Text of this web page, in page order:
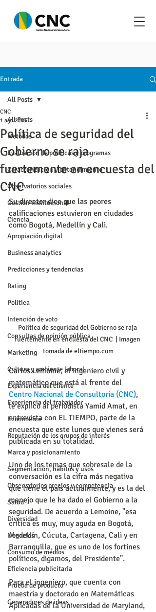
Entrada
All Posts
Metodos
Evaluación de políticas y programas
Caracterización y entendimiento
Observatorios sociales
Gestión institucional
Ciencia
Apropiación digital
Business analytics
Predicciones y tendencias
Rating
Política
Intención de voto
Consultas de opinión pública
Marketing
Cultura y ambiente laboral
Experiencia del cliente
Experiencia del trabajador
Ecommerce
Reputación de los grupos de interés
Marca y posicionamiento
Segmentación, hábitos y usos
Observatorios precios y competencia
Salud
Diversidad
Negocios
Consumo de medios
Eficiencia publicitaria
Prueba de producto
Generadores de ideas
All Posts
Política de seguridad del
Gobierno se raja
fuertemente en encuesta del
CNC
CNC
1 ago 2023
Su director dice que las peores
calificaciones estuvieron en ciudades
como Bogotá, Medellín y Cali.
Política de seguridad del Gobierno se raja
fuertemente en encuesta del CNC  | Imagen
tomada de eltiempo.com
Carlos Lemoine, el ingeniero civil y
matemático que está al frente del
Centro Nacional de Consultoría (CNC),
le explicó al periodista Yamid Amat, en
entrevista con EL TIEMPO, parte de la
encuesta que este lunes que vienes será
publicada en su totalidad.
Uno de los temas que sobresale de la
conversación es la cifra más negativa
que tiene el país actualmente, y es la del
manejo que le ha dado el Gobierno a la
seguridad. De acuerdo a Lemoine, "esa
crítica es muy, muy aguda en Bogotá,
Medellín, Cúcuta, Cartagena, Cali y en
Barranquilla, que es uno de los fortines
políticos, digamos, del Presidente".
Para el ingeniero, que cuenta con
maestría y doctorado en Matemáticas
Aplicadas de la Universidad de Maryland,